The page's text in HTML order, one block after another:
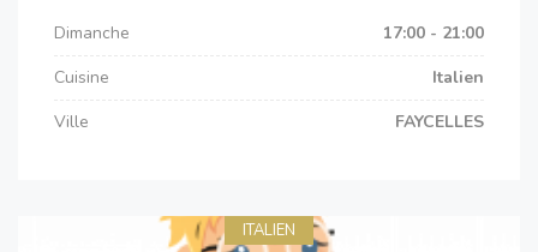
Dimanche
17:00 - 21:00
Cuisine
Italien
Ville
FAYCELLES
ITALIEN